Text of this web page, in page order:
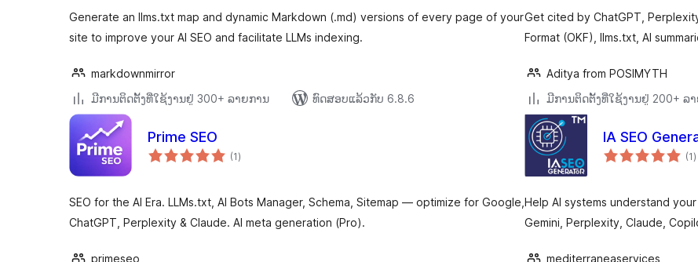
Generate an llms.txt map and dynamic Markdown (.md) versions of every page of your
site to improve your AI SEO and facilitate LLMs indexing.
markdownmirror
ມີການຕິດຕັ້ງທີ່ໃຊ້ງານຢູ່ 300+ ລາຍການ
ທົດສອບແລ້ວກັບ 6.8.6
Get cited by ChatGPT,
Format (OKF), llms.txt, AI
Aditya from POSIMYTH
ມີການຕິດຕັ້ງທີ່ໃຊ້ງານຢູ່ 200+ ລ
Prime SEO
(1ຄະແນນ
ທັງໝົດ
)
SEO for the AI Era. LLMs.txt, AI Bots Manager, Schema, Sitemap — optimize for Google,
ChatGPT, Perplexity & Claude. AI meta generation (Pro).
primeseo
IA SEO
(1)
Help AI systems understand
Gemini, Perplexity, Claude,
mediterraneaservices